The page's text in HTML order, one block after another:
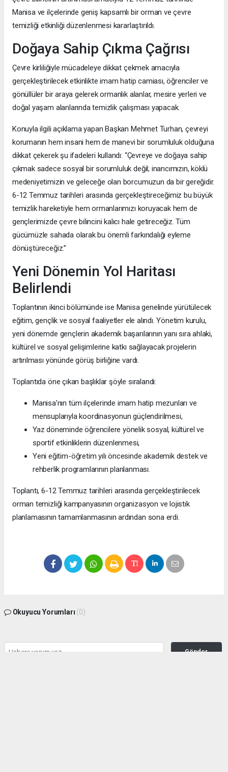
Manisa ve ilçelerinde geniş kapsamlı bir orman ve çevre
temizliği etkinliği düzenlenmesi kararlaştırıldı.
Doğaya Sahip Çıkma Çağrısı
Çevre kirliliğiyle mücadeleye dikkat çekmek amacıyla
gerçekleştirilecek etkinlikte imam hatip camiası, öğrenciler ve
gönüllüler bir araya gelerek ormanlık alanlar, mesire yerleri ve
doğal yaşam alanlarında temizlik çalışması yapacak.
Konuyla ilgili açıklama yapan Başkan Mehmet Turhan, çevreyi
korumanın hem insani hem de manevi bir sorumluluk olduğuna
dikkat çekerek şu ifadeleri kullandı: “Çevreye ve doğaya sahip
çıkmak sadece sosyal bir sorumluluk değil; inancımızın, köklü
medeniyetimizin ve geleceğe olan borcumuzun da bir gereğidir.
6-12 Temmuz tarihleri arasında gerçekleştireceğimiz bu büyük
temizlik hareketiyle hem ormanlarımızı koruyacak hem de
gençlerimizde çevre bilincini kalıcı hale getireceğiz. Tüm
gücümüzle sahada olarak bu önemli farkındalığı eyleme
dönüştüreceğiz.”
Yeni Dönemin Yol Haritası
Belirlendi
Toplantının ikinci bölümünde ise Manisa genelinde yürütülecek
eğitim, gençlik ve sosyal faaliyetler ele alındı. Yönetim kurulu,
yeni dönemde gençlerin akademik başarılarının yanı sıra ahlaki,
kültürel ve sosyal gelişimlerine katkı sağlayacak projelerin
artırılması yönünde görüş birliğine vardı.
Toplantıda öne çıkan başlıklar şöyle sıralandı:
Manisa’nın tüm ilçelerinde imam hatip mezunları ve
mensuplarıyla koordinasyonun güçlendirilmesi,
Yaz döneminde öğrencilere yönelik sosyal, kültürel ve
sportif etkinliklerin düzenlenmesi,
Yeni eğitim-öğretim yılı öncesinde akademik destek ve
rehberlik programlarının planlanması.
Toplantı, 6-12 Temmuz tarihleri arasında gerçekleştirilecek
orman temizliği kampanyasının organizasyon ve lojistik
planlamasının tamamlanmasının ardından sona erdi.
Okuyucu Yorumları (0)
Gönder